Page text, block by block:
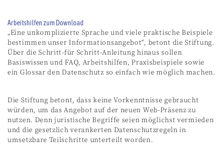
Arbeitshilfen zum Download
„Eine unkomplizierte Sprache und viele praktische Beispiele
bestimmen unser Informationsangebot“, betont die Stiftung.
Über die Schritt-für Schritt-Anleitung hinaus sollen
Basiswissen und FAQ, Arbeitshilfen, Praxisbeispiele sowie
ein Glossar den Datenschutz so einfach wie möglich machen.
Die Stiftung betont, dass keine Vorkenntnisse gebraucht
würden, um das Angebot auf der neuen Web-Präsenz zu
nutzen. Denn juristische Begriffe seien möglichst vermieden
und die gesetzlich verankerten Datenschutzregeln in
umsetzbare Teilschritte unterteilt worden.